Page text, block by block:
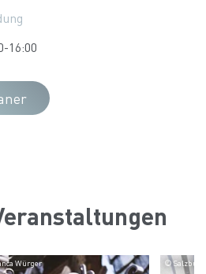
16:00
Würger © Salzburg